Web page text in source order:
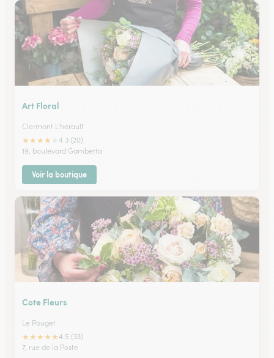
Art Floral
Clermont L'herault
★★★★
4.3 (20)
19, boulevard Gambetta
Voir la boutique
Cote Fleurs
Le Pouget
★★★★★4.5 (33)
7, rue de la Poste